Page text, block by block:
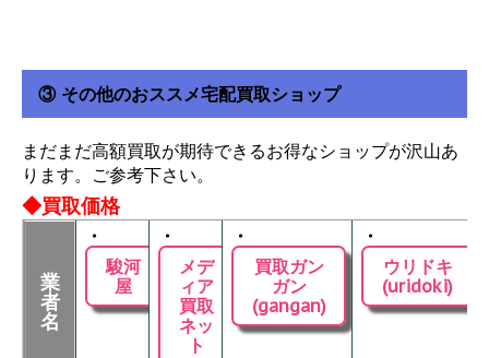
③ その他のおススメ宅配買取ショップ
まだまだ高額買取が期待できるお得なショップが沢山あ
ります。ご参考下さい。
◆買取価格
業
者
名
・
駿河
屋
・
メデ
ィア
買取
ネッ
ト
・
買取ガン
ガン
(gangan)
・
ウリドキ
(uridoki)